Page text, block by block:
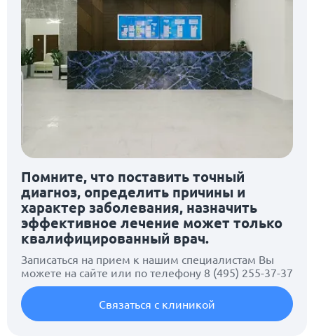
Помните, что поставить точный
диагноз, определить причины и
характер заболевания, назначить
эффективное лечение может только
квалифицированный врач.
Записаться на прием к нашим специалистам Вы
можете на сайте или по телефону 8 (495) 255-37-37
Связаться с клиникой